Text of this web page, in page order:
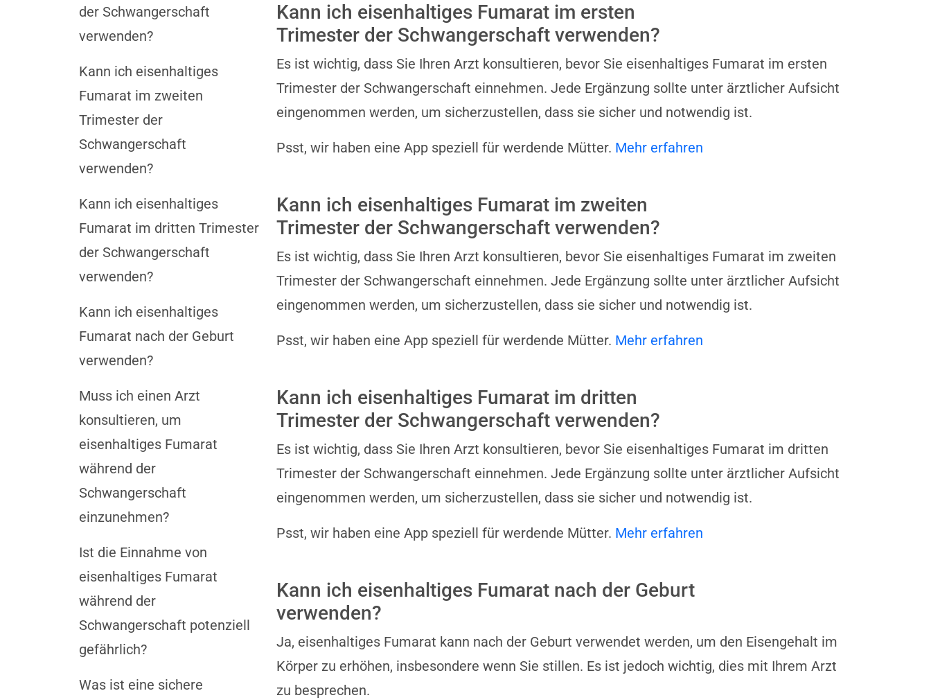
der Schwangerschaft
verwenden?
Kann ich eisenhaltiges
Fumarat im zweiten
Trimester der
Schwangerschaft
verwenden?
Kann ich eisenhaltiges
Fumarat im dritten Trimester
der Schwangerschaft
verwenden?
Kann ich eisenhaltiges
Fumarat nach der Geburt
verwenden?
Muss ich einen Arzt
konsultieren, um
eisenhaltiges Fumarat
während der
Schwangerschaft
einzunehmen?
Ist die Einnahme von
eisenhaltiges Fumarat
während der
Schwangerschaft potenziell
gefährlich?
Was ist eine sichere
Kann ich eisenhaltiges Fumarat im ersten
Trimester der Schwangerschaft verwenden?
Es ist wichtig, dass Sie Ihren Arzt konsultieren, bevor Sie eisenhaltiges Fumarat im ersten
Trimester der Schwangerschaft einnehmen. Jede Ergänzung sollte unter ärztlicher Aufsicht
eingenommen werden, um sicherzustellen, dass sie sicher und notwendig ist.
Psst, wir haben eine App speziell für werdende Mütter. Mehr erfahren
Kann ich eisenhaltiges Fumarat im zweiten
Trimester der Schwangerschaft verwenden?
Es ist wichtig, dass Sie Ihren Arzt konsultieren, bevor Sie eisenhaltiges Fumarat im zweiten
Trimester der Schwangerschaft einnehmen. Jede Ergänzung sollte unter ärztlicher Aufsicht
eingenommen werden, um sicherzustellen, dass sie sicher und notwendig ist.
Psst, wir haben eine App speziell für werdende Mütter. Mehr erfahren
Kann ich eisenhaltiges Fumarat im dritten
Trimester der Schwangerschaft verwenden?
Es ist wichtig, dass Sie Ihren Arzt konsultieren, bevor Sie eisenhaltiges Fumarat im dritten
Trimester der Schwangerschaft einnehmen. Jede Ergänzung sollte unter ärztlicher Aufsicht
eingenommen werden, um sicherzustellen, dass sie sicher und notwendig ist.
Psst, wir haben eine App speziell für werdende Mütter. Mehr erfahren
Kann ich eisenhaltiges Fumarat nach der Geburt
verwenden?
Ja, eisenhaltiges Fumarat kann nach der Geburt verwendet werden, um den Eisengehalt im
Körper zu erhöhen, insbesondere wenn Sie stillen. Es ist jedoch wichtig, dies mit Ihrem Arzt
zu besprechen.